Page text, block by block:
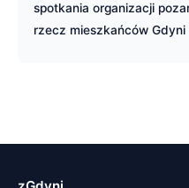
spotkania organizacji
rzecz mieszkańców Gdyni